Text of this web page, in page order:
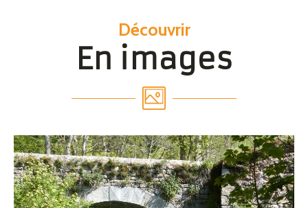
Découvrir
En images